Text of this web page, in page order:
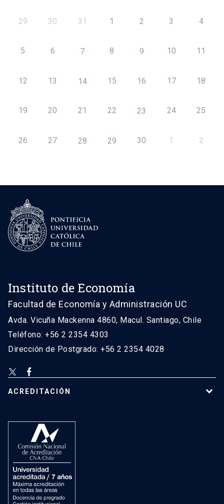
29 30 31 1 2 3 4
5 6 7 8 9 10 11
12 13 14 15 16 17 18
19 20 21 22 23 24 25
26 27 28 29 30 1 2
Instituto de Economía
Facultad de Economía y Administración UC
Avda. Vicuña Mackenna 4860, Macul. Santiago, Chile
Teléfono: +56 2 2354 4303
Dirección de Postgrado: +56 2 2354 4028
ACREDITACIÓN